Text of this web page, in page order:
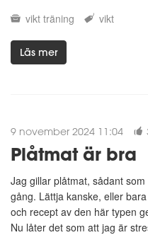
vikt träning vikt
Läs mer
9 november 2024 11:04
Plåtmat är bra
Jag gillar plåtmat, sådant
gång. Lättja kanske, eller
och recept av den här typen
Nu låter det som att jag är